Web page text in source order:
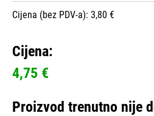
Cijena (bez PDV-a): 3,80 €
Cijena:
4,75 €
Proizvod trenutno nije